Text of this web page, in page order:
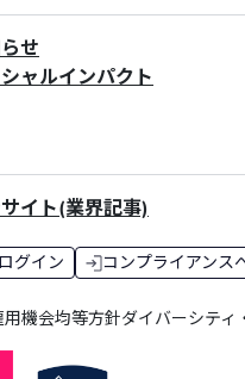
せ
ャルインパクト
イト(業界記事)
グイン コンプライアンス
用機会均等方針ダイバーシティ